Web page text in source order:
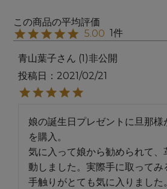
5.00 1
青山葉子 1 非公開
投稿日
2021/02/21
娘の誕生日プレゼントに旦那様
を購入。
気に入って娘から勧められて
動しました。実際手に取ってみ
手触りがとても気に入りました